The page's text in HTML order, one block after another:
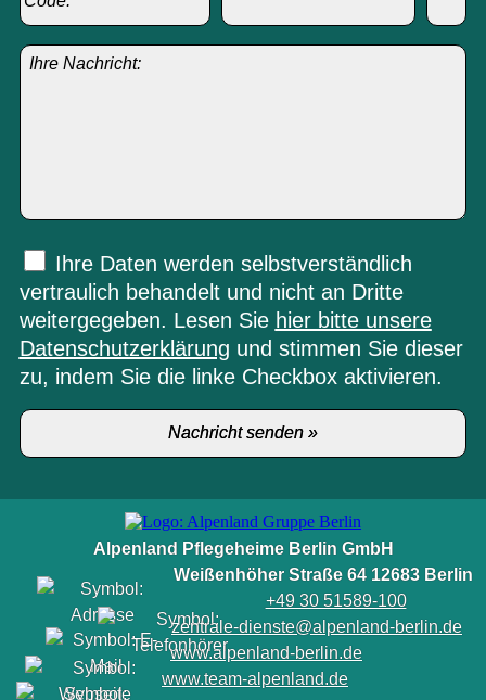
Ihre Daten werden selbstverständlich
vertraulich behandelt und nicht an Dritte
weitergegeben. Lesen Sie hier bitte unsere
Datenschutzerklärung und stimmen Sie dieser
zu, indem Sie die linke Checkbox aktivieren.
Alpenland Pflegeheime Berlin GmbH
Weißenhöher Straße 64 12683 Berlin
+49 30 51589-100
zentrale-dienste@alpenland-berlin.de
www.alpenland-berlin.de
www.team-alpenland.de